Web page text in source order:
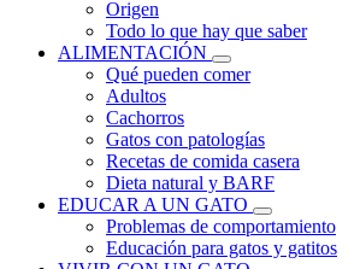
Origen
Todo lo que hay que saber
ALIMENTACIÓN
Qué pueden comer
Adultos
Cachorros
Gatos con patologías
Recetas de comida casera
Dieta natural y BARF
EDUCAR A UN GATO
Problemas de comportamiento
Educación para gatos y gatitos